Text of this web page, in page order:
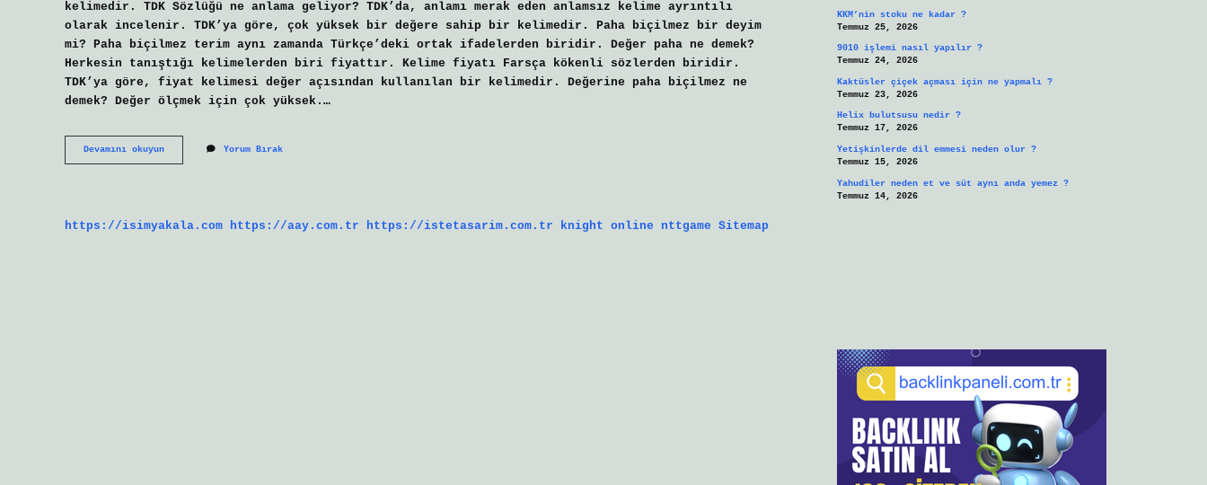
kelimedir. TDK Sözlüğü ne anlama geliyor? TDK’da, anlamı merak eden anlamsız kelime ayrıntılı
olarak incelenir. TDK’ya göre, çok yüksek bir değere sahip bir kelimedir. Paha biçilmez bir deyim
mi? Paha biçilmez terim aynı zamanda Türkçe’deki ortak ifadelerden biridir. Değer paha ne demek?
Herkesin tanıştığı kelimelerden biri fiyattır. Kelime fiyatı Farsça kökenli sözlerden biridir.
TDK’ya göre, fiyat kelimesi değer açısından kullanılan bir kelimedir. Değerine paha biçilmez ne
demek? Değer ölçmek için çok yüksek.…
Devamını okuyunPaha
Biçilmez
Yorum Bırak
https://isimyakala.com https://aay.com.tr https://istetasarim.com.tr knight online nttgame Sitemap
KKM’nin stoku ne kadar ?
Temmuz 25, 2026
9010 işlemi nasıl yapılır ?
Temmuz 24, 2026
Kaktüsler çiçek açması için ne yapmalı ?
Temmuz 23, 2026
Helix bulutsusu nedir ?
Temmuz 17, 2026
Yetişkinlerde dil emmesi neden olur ?
Temmuz 15, 2026
Yahudiler neden et ve süt aynı anda yemez ?
Temmuz 14, 2026